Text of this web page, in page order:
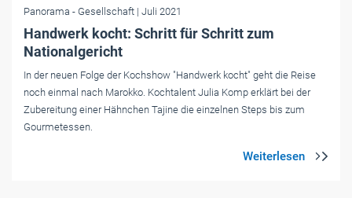
Panorama - Gesellschaft | Juli 2021
Handwerk kocht: Schritt für Schritt zum
Nationalgericht
In der neuen Folge der Kochshow "Handwerk kocht" geht die Reise
noch einmal nach Marokko. Kochtalent Julia Komp erklärt bei der
Zubereitung einer Hähnchen Tajine die einzelnen Steps bis zum
Gourmetessen.